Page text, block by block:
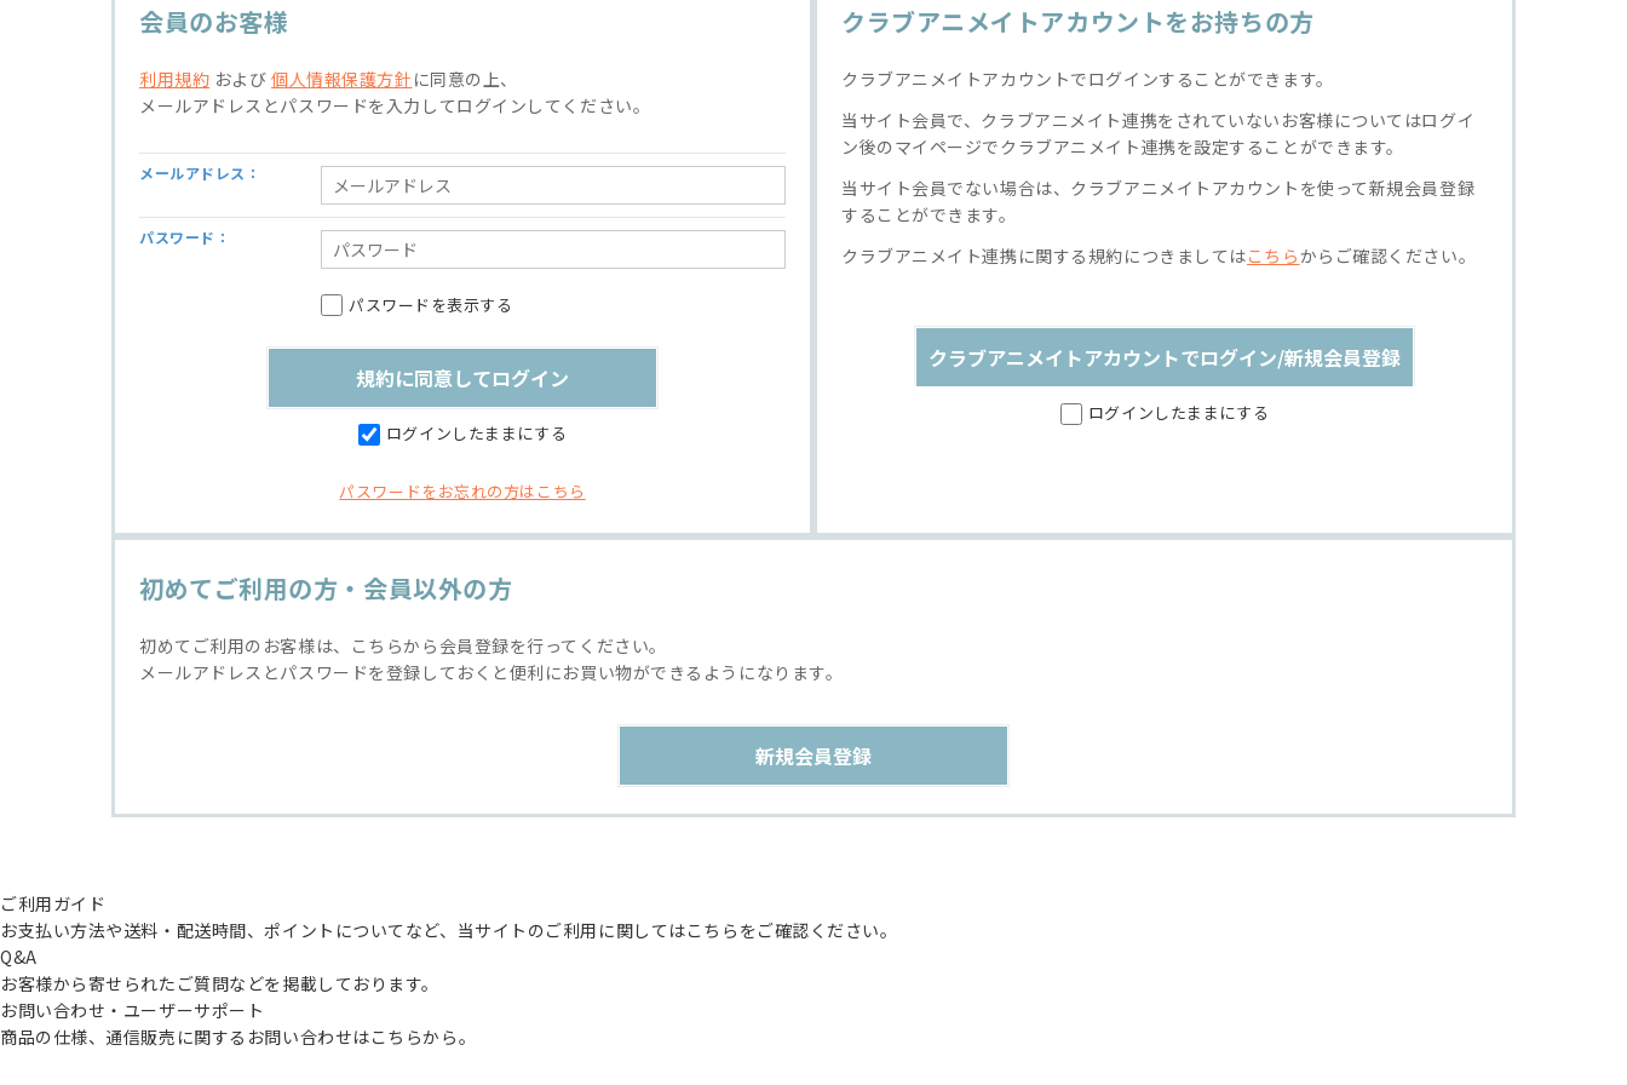
会員のお客様
利用規約 および個人情報保護方針 に同意の上、
メールアドレスとパスワードを入力してログインしてください。
メールアドレス：
パスワード：
パスワードを表示する
ログインしたままにする
パスワードをお忘れの方はこちら
クラブアニメイトアカウントをお持ちの方
クラブアニメイトアカウントでログインすることができます。
当サイト会員で、クラブアニメイト連携をされていないお客様についてはログイ
ン後のマイページでクラブアニメイト連携を設定することができます。
当サイト会員でない場合は、クラブアニメイトアカウントを使って新規会員登録
することができます。
クラブアニメイト連携に関する規約につきましてはこちらからご確認ください。
クラブアニメイトアカウントでログイン/新規会員登録
ログインしたままにする
初めてご利用の方・会員以外の方
初めてご利用のお客様は、こちらから会員登録を行ってください。
メールアドレスとパスワードを登録しておくと便利にお買い物ができるようになります。
ご利用ガイド
お支払い方法や送料・配送時間、ポイントについてなど、当サイトのご利用に関してはこちらをご確認ください。
Q&A
お客様から寄せられたご質問などを掲載しております。
お問い合わせ・ユーザーサポート
商品の仕様、通信販売に関するお問い合わせはこちらから。